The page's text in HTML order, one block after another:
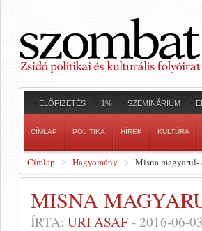
ELŐFIZETÉS 1% SZEMINÁRIUM
CÍMLAP POLITIKA HÍREK KULTÚRA
Címlap Hagyomány Misna magyarul-
MISNA
ÍRTA: URI ASAF - 2016-06-03